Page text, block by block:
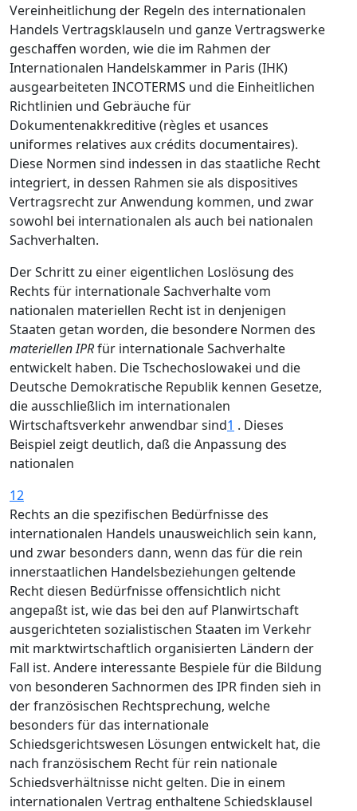
Vereinheitlichung der Regeln des internationalen
Handels Vertragsklauseln und ganze Vertragswerke
geschaffen worden, wie die im Rahmen der
Internationalen Handelskammer in Paris (IHK)
ausgearbeiteten INCOTERMS und die Einheitlichen
Richtlinien und Gebräuche für
Dokumentenakkreditive (règles et usances
uniformes relatives aux crédits documentaires).
Diese Normen sind indessen in das staatliche Recht
integriert, in dessen Rahmen sie als dispositives
Vertragsrecht zur Anwendung kommen, und zwar
sowohl bei internationalen als auch bei nationalen
Sachverhalten.
Der Schritt zu einer eigentlichen Loslösung des
Rechts für internationale Sachverhalte vom
nationalen materiellen Recht ist in denjenigen
Staaten getan worden, die besondere Normen des
materiellen IPRfür internationale Sachverhalte
entwickelt haben. Die Tschechoslowakei und die
Deutsche Demokratische Republik kennen Gesetze,
die ausschließlich im internationalen
Wirtschaftsverkehr anwendbar sind1 . Dieses
Beispiel zeigt deutlich, daß die Anpassung des
nationalen
12
Rechts an die spezifischen Bedürfnisse des
internationalen Handels unausweichlich sein kann,
und zwar besonders dann, wenn das für die rein
innerstaatlichen Handelsbeziehungen geltende
Recht diesen Bedürfnisse offensichtlich nicht
angepaßt ist, wie das bei den auf Planwirtschaft
ausgerichteten sozialistischen Staaten im Verkehr
mit marktwirtschaftlich organisierten Ländern der
Fall ist. Andere interessante Bespiele für die Bildung
von besonderen Sachnormen des IPR finden sieh in
der französischen Rechtsprechung, welche
besonders für das internationale
Schiedsgerichtswesen Lösungen entwickelt hat, die
nach französischem Recht für rein nationale
Schiedsverhältnisse nicht gelten. Die in einem
internationalen Vertrag enthaltene Schiedsklausel